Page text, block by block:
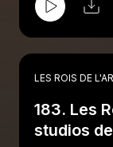
Martel.
LES ROIS DE
183. Les
studios